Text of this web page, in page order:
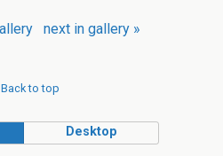
next in gallery »
Back to top
Desktop